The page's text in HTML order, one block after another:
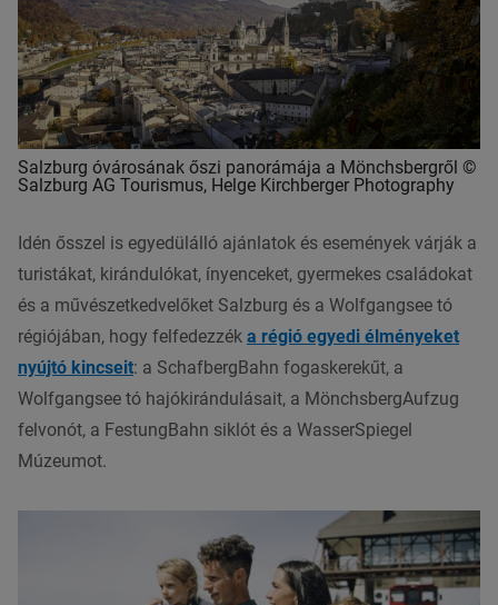
Salzburg óvárosának őszi panorámája a Mönchsbergről ©
Salzburg AG Tourismus, Helge Kirchberger Photography
Idén ősszel is egyedülálló ajánlatok és események várják a
turistákat, kirándulókat, ínyenceket, gyermekes családokat
és a művészetkedvelőket Salzburg és a Wolfgangsee tó
régiójában, hogy felfedezzék a régió egyedi élményeket
nyújtó kincseit: a SchafbergBahn fogaskerekűt, a
Wolfgangsee tó hajókirándulásait, a MönchsbergAufzug
felvonót, a FestungBahn siklót és a WasserSpiegel
Múzeumot.